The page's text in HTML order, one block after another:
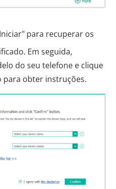
para recuperar os
Em seguida,
do seu telefone e clique
obter instruções.